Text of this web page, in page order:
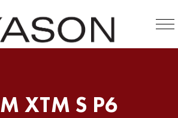
XTM S P6